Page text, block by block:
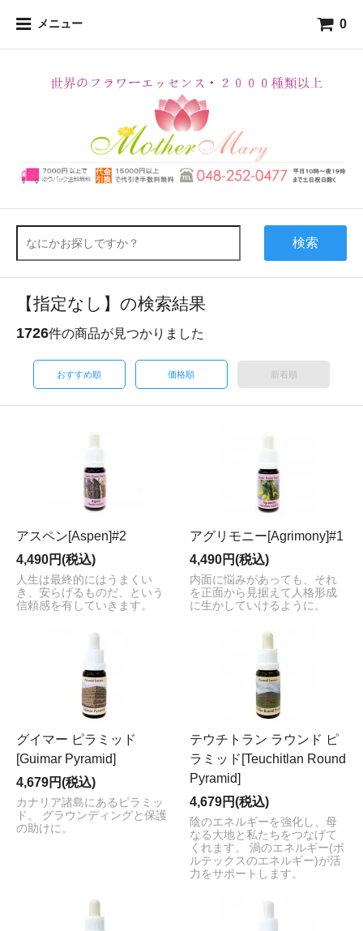
メニュー 0
検索
【指定なし】の検索結果
1726件の商品が見つかりました
おすすめ順 価格順 新着順
アスペン[Aspen]#2
4,490円(税込)
人生は最終的にはうまくい
き、安らげるものだ、という
信頼感を有していきます。
アグリモニー[Agrimony]#1
4,490円(税込)
内面に悩みがあっても、それ
を正面から見据えて人格形成
に生かしていけるように。
グイマー ピラミッド
[Guimar Pyramid]
4,679円(税込)
カナリア諸島にあるピラミッ
ド。 グラウンディングと保護
の助けに。
テウチトラン ラウンド ピ
ラミッド[Teuchitlan Round
Pyramid]
4,679円(税込)
陰のエネルギーを強化し、母
なる大地と私たちをつなげて
くれます。 渦のエネルギー(ボ
ルテックスのエネルギー)が活
力をサポートします。